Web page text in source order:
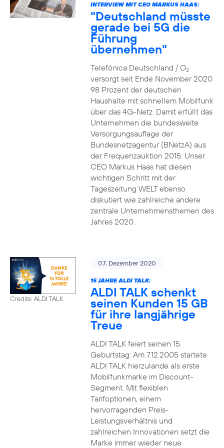
INTERVIEW MIT CEO MARKUS HAAS:
"Deutschland müsste
gerade bei 5G die
Führung
übernehmen"
Telefónica Deutschland / O2
versorgt seit Ende November 2020
98 Prozent der deutschen
Haushalte mit schnellem Mobilfunk
über das 4G-Netz. Damit erfüllt das
Unternehmen die bundesweite
Versorgungsauflage der
Bundesnetzagentur (BNetzA) aus
der Frequenzauktion 2015. Unser
CEO Markus Haas hat diesen
wichtigen Schritt mit der
Tageszeitung WELT ebenso
diskutiert wie zahlreiche andere
zentrale Unternehmensthemen des
Jahres 2020.
Credits: ALDI TALK
07. Dezember 2020
15 JAHRE ALDI TALK:
ALDI TALK schenkt
seinen Kunden 15 GB
für ihre langjährige
Treue
ALDI TALK feiert seinen 15.
Geburtstag: Am 7.12.2005 startete
ALDI TALK hierzulande als erste
Mobilfunkmarke im Discount-
Segment. Mit flexiblen
Tarifoptionen, einem
hervorragenden Preis-
Leistungsverhältnis und
zahlreichen Innovationen setzt die
Marke immer wieder neue